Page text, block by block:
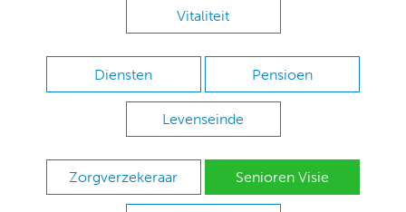
Vitaliteit
Diensten Pensioen
Levenseinde
Zorgverzekeraar Senioren Visie